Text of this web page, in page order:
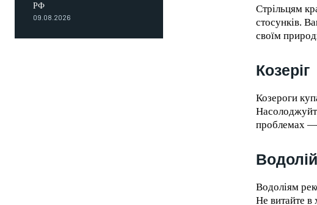
РФ
09.08.2026
Стрільцям
стосунків.
своїм
Козеріг
Козероги
проблемах
Водолій
Водоліям
Не витайте в